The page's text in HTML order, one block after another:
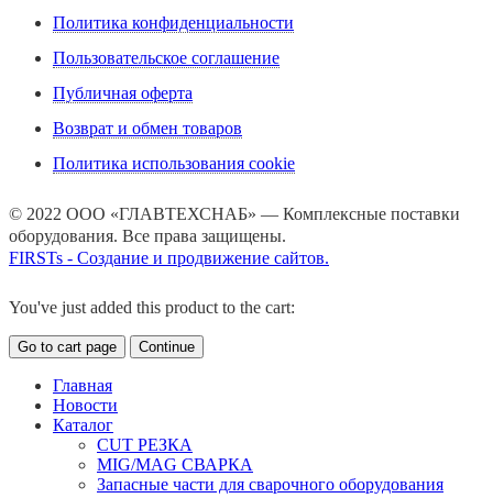
Политика конфиденциальности
Пользовательское соглашение
Публичная оферта
Возврат и обмен товаров
Политика использования cookie
© 2022 ООО «ГЛАВТЕХСНАБ» — Комплексные поставки
оборудования. Все права защищены.
FIRSTs - Создание и продвижение сайтов.
You've just added this product to the cart:
Go to cart page Continue
Главная
Новости
Каталог
CUT РЕЗКА
MIG/MAG СВАРКА
Запасные части для сварочного оборудования